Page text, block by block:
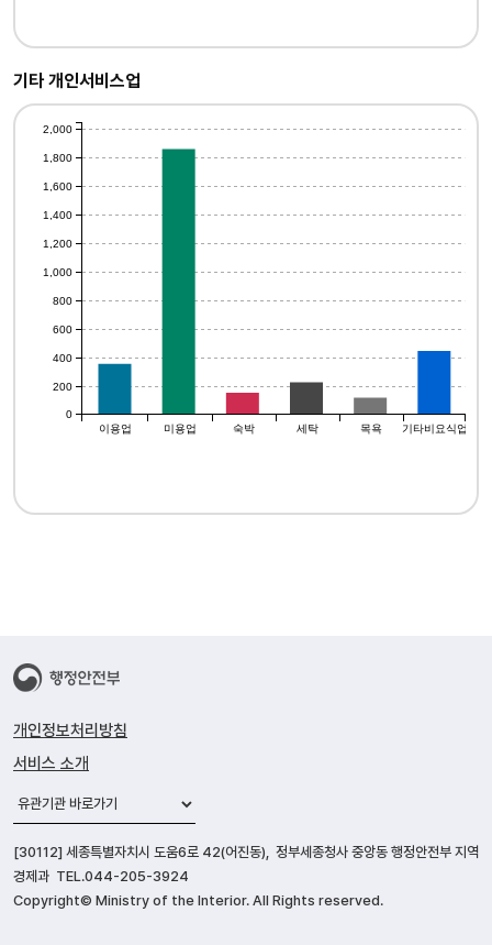
기타 개인서비스업
이용업 미용업 숙박 세탁 목욕 기타비요식업
0
200
400
600
800
1,000
1,200
1,400
1,600
1,800
2,000
개인정보처리방침
서비스 소개
유관기관 바로가기
[30112] 세종특별자치시 도움6로 42(어진동), 정부세종청사 중앙동 행정안전부 지역
경제과 TEL.044-205-3924
Copyright© Ministry of the Interior. All Rights reserved.